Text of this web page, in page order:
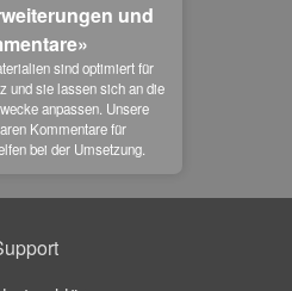
und
sind optimiert für
und sie lassen sich an die
anpassen. Unsere
Kommentare für
bei der Umsetzung.